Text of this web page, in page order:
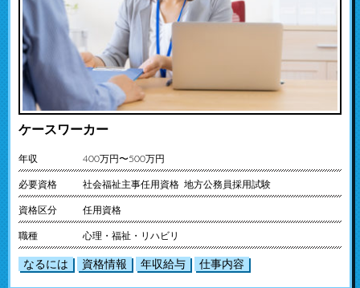
ケースワーカー
年収 400万円〜500万円
必要資格 社会福祉主事任用資格 地方公務員採用試験
資格区分 任用資格
職種 心理・福祉・リハビリ
なるには 資格情報 年収給与 仕事内容